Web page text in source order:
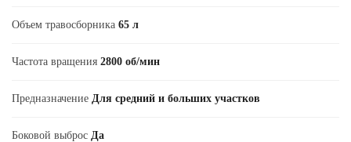
Объем травосборника 65 л
Частота вращения 2800 об/мин
Предназначение Для средний и больших участков
Боковой выброс Да